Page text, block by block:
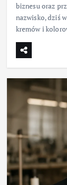
biznesu oraz
nazwisko, dziś
kremów i